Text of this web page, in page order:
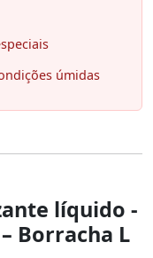
úmidas
líquido -
Borracha L